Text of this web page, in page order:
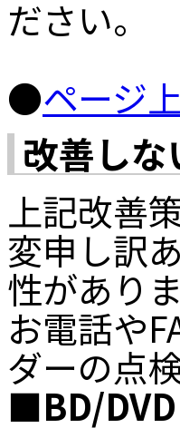
ださい。
●ページ
改善し
上記改善
変申し訳
性がありま
お電話や
ダーの点
■BD/DVD